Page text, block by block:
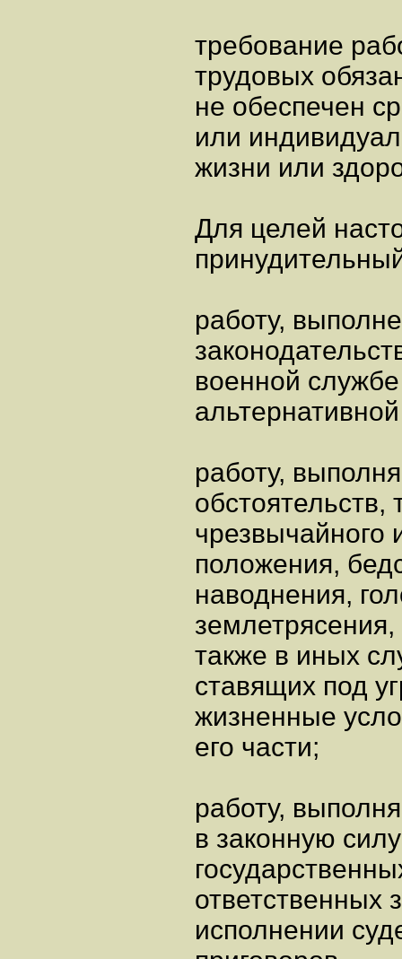
требование
трудовых
не обеспечен
или
жизни или
Для целей
работу,
военной
работу,
обстоятельств,
чрезвычайного
положения,
наводнения,
также в иных
ставящих под
жизненные
его части;
работу,
в законную
ответственных
исполнении